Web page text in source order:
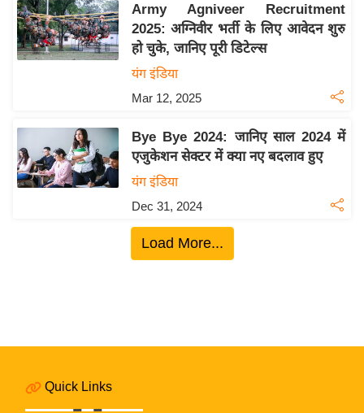
ज्ञ
रा
य
खे
ल
क्रि
0
6
Army Agniveer Recruitment
2025: अग्निवीर भर्ती के लिए आवेदन शुरु
हो चुके, जानिए पूरी डिटेल्स
यंग इंडिया
Mar 12, 2025
Bye Bye 2024: जानिए साल 2024 में
एजुकेशन सेक्टर में क्या नए बदलाव हुए
यंग इंडिया
Dec 31, 2024
Load More...
Quick Links